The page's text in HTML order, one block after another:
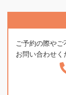
ご予約の際やご
お問い合わせく